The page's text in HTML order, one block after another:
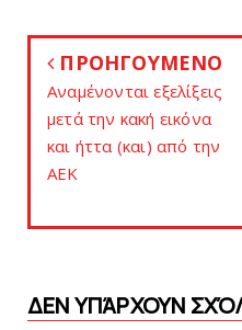
ΠΡΟΗΓΟΥΜΕΝΟ
Aναμένονται εξελίξεις
μετά την κακή εικόνα
και ήττα (και) από την
AEK
ΔΕΝ ΥΠΆΡΧΟΥΝ